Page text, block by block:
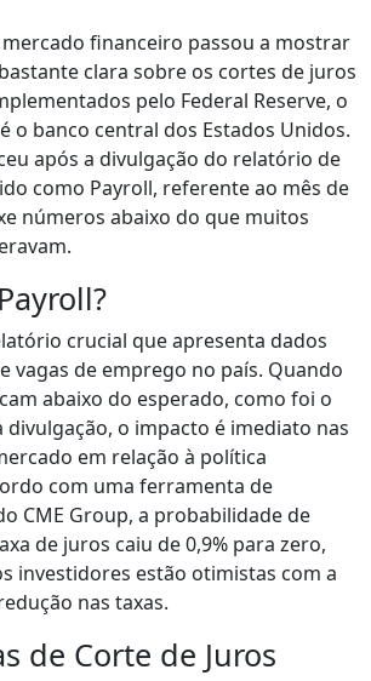
financeiro passou a mostrar
clara sobre os cortes de juros
pelo Federal Reserve, o
o banco central dos Estados Unidos.
após a divulgação do relatório de
como Payroll, referente ao mês de
números abaixo do que muitos
crucial que apresenta dados
vagas de emprego no país. Quando
abaixo do esperado, como foi o
divulgação, o impacto é imediato nas
em relação à política
com uma ferramenta de
CME Group, a probabilidade de
de juros caiu de 0,9% para zero,
investidores estão otimistas com a
nas taxas.
de Corte de Juros